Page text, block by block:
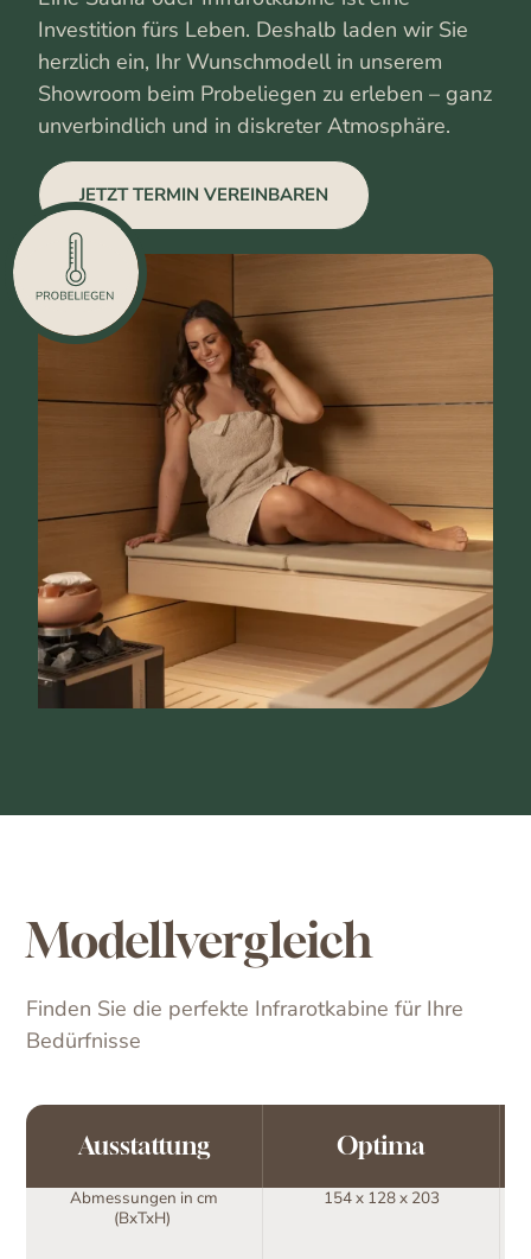
Investition fürs Leben. Deshalb laden wir Sie
herzlich ein, Ihr Wunschmodell in unserem
Showroom beim Probeliegen zu erleben – ganz
unverbindlich und in diskreter Atmosphäre.
JETZT TERMIN VEREINBAREN
Modellvergleich
Finden Sie die perfekte Infrarotkabine für Ihre
Bedürfnisse
Ausstattung Optima
Abmessungen in cm
(BxTxH)
154 x 128 x 203